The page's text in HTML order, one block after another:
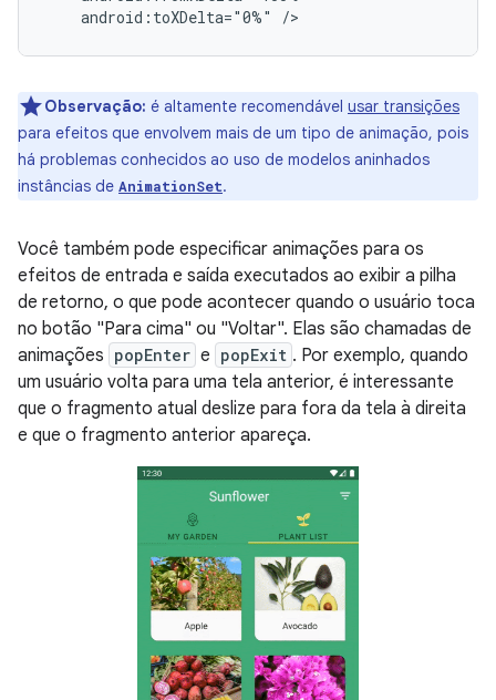
android:toXDelta="0%"
Observação: é altamente recomendável usar transições
para efeitos que envolvem mais de um tipo de animação, pois
há problemas conhecidos ao uso de modelos aninhados
instâncias de AnimationSet.
Você também pode especificar animações para os
efeitos de entrada e saída executados ao exibir a pilha
de retorno, o que pode acontecer quando o usuário toca
no botão "Para cima" ou "Voltar". Elas são chamadas de
animações popEnter e popExit . Por exemplo, quando
um usuário volta para uma tela anterior, é interessante
que o fragmento atual deslize para fora da tela à direita
e que o fragmento anterior apareça.